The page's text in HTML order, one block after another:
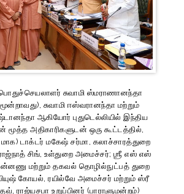
சுவாமி ஸ்மராணானந்தா
மூன்றாவது), சுவாமி ஈஸ்வரானந்தா மற்றும்
ஆகியோர் புதுடெல்லியில் இந்திய
மூத்த அதிகாரிகளுடன் ஒரு கூட்டத்தில்,
டாக்டர் மகேஷ் சர்மா, கலாச்சாரத்துறை
சிங், உள்துறை அமைச்சர்; ஶ்ரீ எஸ் எஸ்
மற்றும் தகவல் தொழில்நுட்பத் துறை
கோயல், ரயில்வே அமைச்சர் மற்றும் ஸ்ரீ
ராஜ்யசபா உறுப்பினர் (பாராளுமன்றம்)